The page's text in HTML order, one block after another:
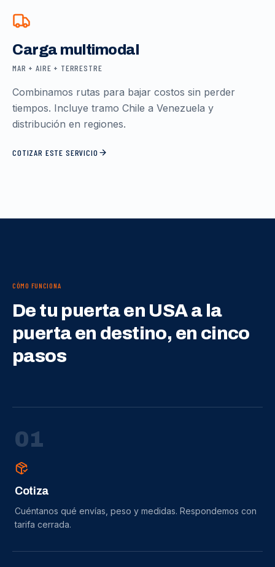
Carga multimodal
MAR + AIRE + TERRESTRE
Combinamos rutas para bajar costos sin perder
tiempos. Incluye tramo Chile a Venezuela y
distribución en regiones.
COTIZAR ESTE SERVICIO
CÓMO FUNCIONA
De tu puerta en USA a la
puerta en destino, en cinco
pasos
01
Cotiza
Cuéntanos qué envías, peso y medidas. Respondemos con
tarifa cerrada.